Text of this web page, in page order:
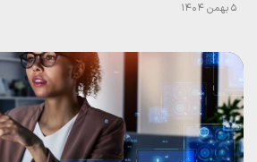
5 بهمن 1404